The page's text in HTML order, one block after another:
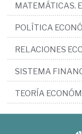
MATEMÁTICAS.
POLÍTICA
RELACIONES
SISTEMA
TEORÍA